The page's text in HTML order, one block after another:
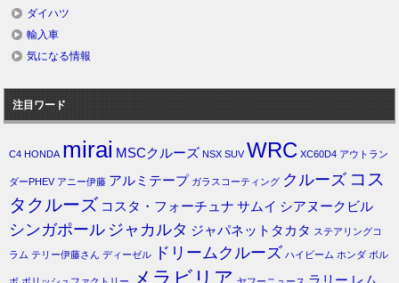
ダイハツ
輸入車
気になる情報
注目ワード
C4 HONDA mirai MSCクルーズ NSX SUV WRC XC60D4 アウトラン
ダーPHEV アニー伊藤 アルミテープ ガラスコーティング クルーズ コス
タクルーズ コスタ・フォーチュナ サムイ シアヌークビル
シンガポール ジャカルタ ジャパネットタカタ ステアリングコ
ラム テリー伊藤さん ディーゼル ドリームクルーズ ハイビーム ホンダ ボル
メラビリア ラリー レム